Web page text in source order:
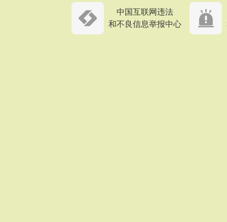
中国互联网违法
和不良信息举报中心